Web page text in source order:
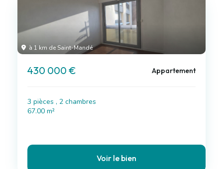
à 1 km de Saint-Mandé
430 000 € Appartement
3 pièces , 2 chambres
67.00 m²
Voir le bien